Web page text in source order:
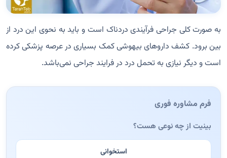
به صورت کلی جراحی فرآیندی دردناک است و باید به نحوی این درد از
بین برود. کشف داروهای بیهوشی کمک بسیاری در عرصه پزشکی کرده
است و دیگر نیازی به تحمل درد در فرایند جراحی نمی‌باشد.
فرم مشاوره فوری
بینیت از چه نوعی هست؟
استخوانی